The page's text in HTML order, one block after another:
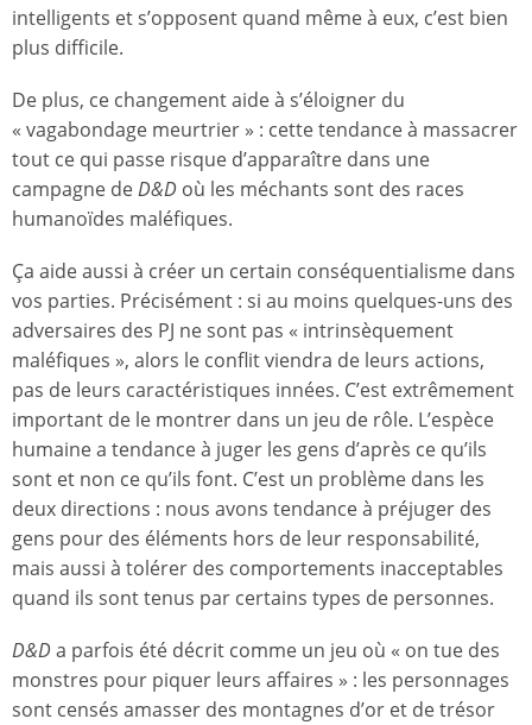
intelligents et s’opposent quand même à eux, c’est bien
plus difficile.
De plus, ce changement aide à s’éloigner du
« vagabondage meurtrier » : cette tendance à massacrer
tout ce qui passe risque d’apparaître dans une
campagne deD&D où les méchants sont des races
humanoïdes maléfiques.
Ça aide aussi à créer un certain conséquentialisme dans
vos parties. Précisément : si au moins quelques-uns des
adversaires des PJ ne sont pas « intrinsèquement
maléfiques », alors le conflit viendra de leurs actions,
pas de leurs caractéristiques innées. C’est extrêmement
important de le montrer dans un jeu de rôle. L’espèce
humaine a tendance à juger les gens d’après ce qu’ils
sont et non ce qu’ils font. C’est un problème dans les
deux directions : nous avons tendance à préjuger des
gens pour des éléments hors de leur responsabilité,
mais aussi à tolérer des comportements inacceptables
quand ils sont tenus par certains types de personnes.
D&Da parfois été décrit comme un jeu où « on tue des
monstres pour piquer leurs affaires » : les personnages
sont censés amasser des montagnes d’or et de trésor